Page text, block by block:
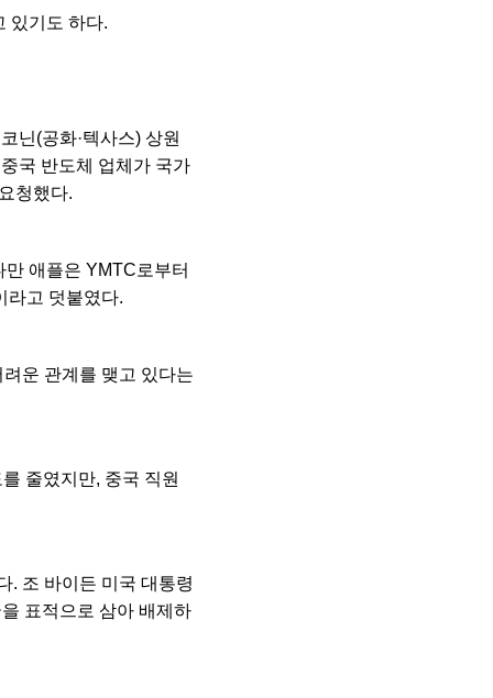
있기도 하다.
닌(공화·텍사스) 상원
국 반도체 업체가 국가
청했다.
애플은 YMTC로부터
라고 덧붙였다.
운 관계를 맺고 있다는
줄였지만, 중국 직원
. 조 바이든 미국 대통령
표적으로 삼아 배제하